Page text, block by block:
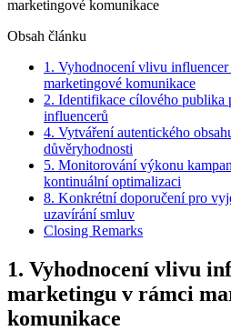
Obsah článku
1. Vyhodnocení vlivu
marketingové komunikace
2. Identifikace cílového publika
influencerů
4. Vytváření autentického
důvěryhodnosti
5. Monitorování výkonu
kontinuální optimalizaci
8. Konkrétní doporučení pro
uzavírání smluv
Closing Remarks
1. Vyhodnocení vlivu
marketingu v rámci
komunikace